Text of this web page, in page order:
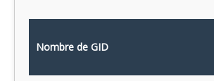
Nombre de GID